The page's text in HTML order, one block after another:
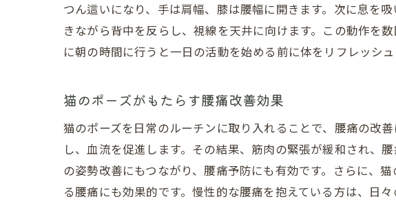
つん這いになり、手は肩幅、膝は腰幅に開きます。次に息を
きながら背中を反らし、視線を天井に向けます。この動作を
に朝の時間に行うと一日の活動を始める前に体をリフレッシュ
猫のポーズがもたらす腰痛改善効果
猫のポーズを日常のルーチンに取り入れることで、腰痛の改
し、血流を促進します。その結果、筋肉の緊張が緩和され、
の姿勢改善にもつながり、腰痛予防にも有効です。さらに、
る腰痛にも効果的です。慢性的な腰痛を抱えている方は、日